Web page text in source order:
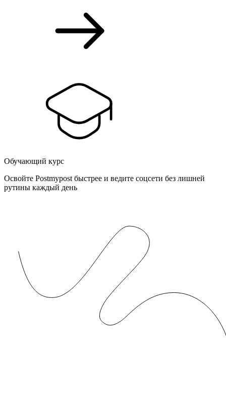
Обучающий курс
Освойте Postmypost быстрее и ведите соцсети без лишней
рутины каждый день